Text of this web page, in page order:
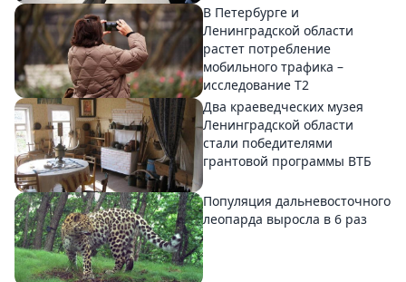
В Петербурге и
Ленинградской области
растет потребление
мобильного трафика –
исследование T2
Два краеведческих музея
Ленинградской области
стали победителями
грантовой программы ВТБ
Популяция дальневосточного
леопарда выросла в 6 раз